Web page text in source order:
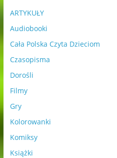
ARTYKUŁY
Audiobooki
Cała Polska Czyta Dzieciom
Czasopisma
Dorośli
Filmy
Gry
Kolorowanki
Komiksy
Książki